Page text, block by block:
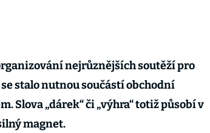
nejrůznějších soutěží pro
stalo nutnou součástí obchodní
Slova „dárek“ či „výhra“ totiž působí v
magnet.